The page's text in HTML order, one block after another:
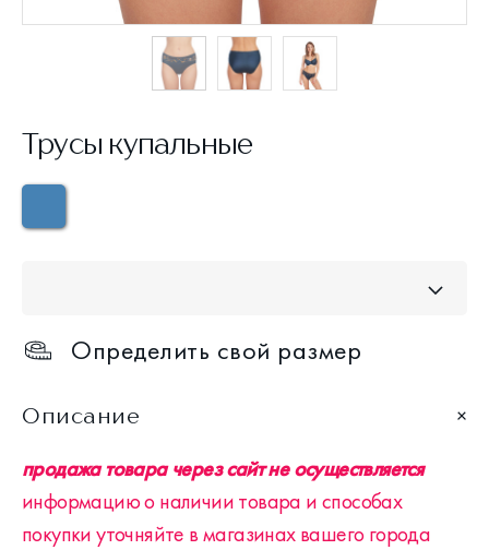
Трусы купальные
Определить свой размер
Описание
продажа товара через сайт не осуществляется
информацию о наличии товара и способах
покупки уточняйте в магазинах вашего города